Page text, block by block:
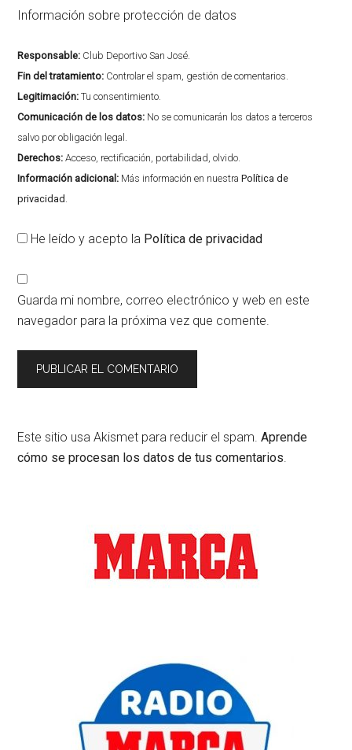
Información sobre protección de datos
Responsable: Club Deportivo San José.
Fin del tratamiento: Controlar el spam, gestión de comentarios.
Legitimación: Tu consentimiento.
Comunicación de los datos: No se comunicarán los datos a terceros
salvo por obligación legal.
Derechos: Acceso, rectificación, portabilidad, olvido.
Información adicional: Más información en nuestraPolítica de
privacidad .
He leído y acepto la Política de privacidad
Guarda mi nombre, correo electrónico y web en este
navegador para la próxima vez que comente.
Este sitio usa Akismet para reducir el spam.Aprende
cómo se procesan los datos de tus comentarios.